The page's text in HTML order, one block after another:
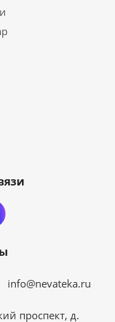
info@nevateka.ru
проспект, д.